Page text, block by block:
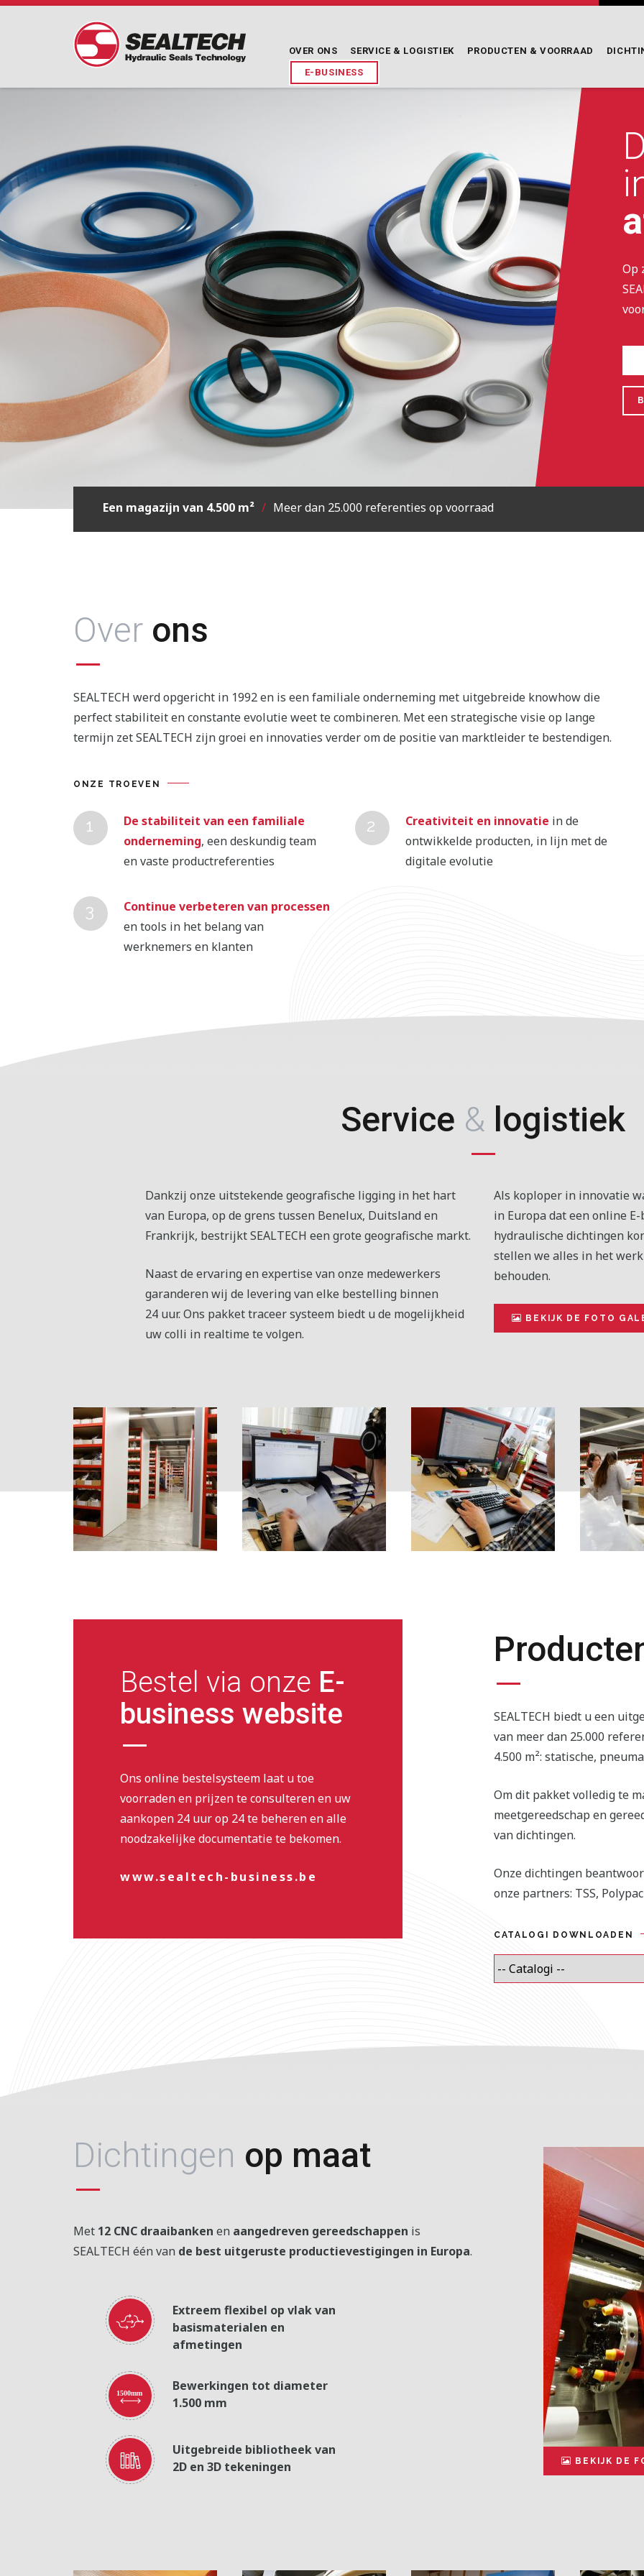
OVER ONS SERVICE & LOGISTIEK PRODUCTEN & VOORRAAD
E-BUSINESS
Op
Pionier op gebied van maatwerk / Onze machines zijn ontworpen voor de productie van
Over ons
SEALTECH werd opgericht in 1992 en is een familiale onderneming met uitgebreide knowhow die
perfect stabiliteit en constante evolutie weet te combineren. Met een strategische visie op lange
termijn zet SEALTECH zijn groei en innovaties verder om de positie van marktleider te bestendigen.
ONZE TROEVEN
De stabiliteit van een familiale
onderneming, een deskundig team
en vaste productreferenties
Creativiteit en innovatie in de
ontwikkelde producten, in lijn met de
digitale evolutie
Continue verbeteren van processen
en tools in het belang van
werknemers en klanten
Service & logistiek
Dankzij onze uitstekende geografische ligging in het hart
van Europa, op de grens tussen Benelux, Duitsland en
Frankrijk, bestrijkt SEALTECH een grote geografische markt.
Naast de ervaring en expertise van onze medewerkers
garanderen wij de levering van elke bestelling binnen
24 uur. Ons pakket traceer systeem biedt u de mogelijkheid
uw colli in realtime te volgen.
Als koploper in innovatie
in Europa dat een online
hydraulische dichtingen
stellen we alles in het
behouden.
BEKIJK DE FOTO
Bestel via onze E-
business website
Ons online bestelsysteem laat u toe
voorraden en prijzen te consulteren en uw
aankopen 24 uur op 24 te beheren en alle
noodzakelijke documentatie te bekomen.
www.sealtech-business.be
SEALTECH biedt u een
van meer dan 25.000
4.500 m²: statische,
Om dit pakket volledig te
meetgereedschap en
van dichtingen.
Onze dichtingen
onze partners: TSS,
CATALOGI DOWNLOADEN
Dichtingen op maat
Met 12 CNC draaibanken en aangedreven gereedschappen is
SEALTECH één van de best uitgeruste productievestigingen in Europa.
Extreem flexibel op vlak van
basismaterialen en
afmetingen
Bewerkingen tot diameter
1.500 mm
Uitgebreide bibliotheek van
2D en 3D tekeningen
BEKIJK DE